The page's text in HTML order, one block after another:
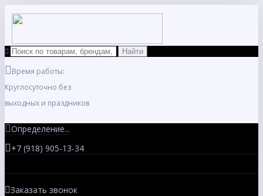
Время работы:
Круглосуточно без
выходных и праздников
Определение...
+7 (918) 905-13-34
Заказать звонок